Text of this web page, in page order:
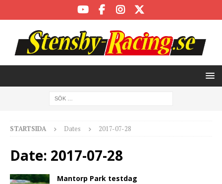
STARTSIDA Dates 2017-07-28
Date: 2017-07-28
Mantorp Park testdag